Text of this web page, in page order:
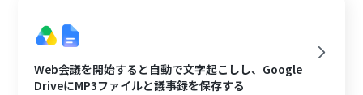
Web会議を開始すると自動で文字起こしし、Google
DriveにMP3ファイルと議事録を保存する